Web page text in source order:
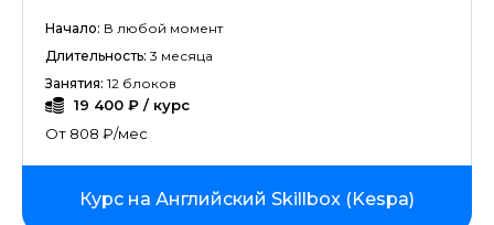
Начало: В любой момент
Длительность: 3 месяца
Занятия: 12 блоков
19 400 ₽ / курс
От 808 ₽/мес
Курс на Английский Skillbox (Kespa)